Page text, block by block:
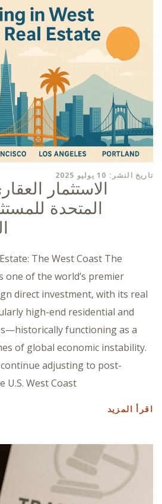
تاريخ النشر: 10 يوليو 2025
الاستثمار
المتحدة
The West Coast The
one of the world’s premier
direct investment, with its real
high-end residential and
functioning as a
of global economic instability.
adjusting to post-
U.S. West Coast
اقرأ المزيد